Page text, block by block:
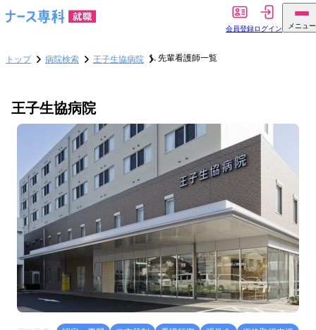
会員登録ログイン メニュー
トップ 病院検索 王子生協病院 先輩看護師一覧
王子生協病院